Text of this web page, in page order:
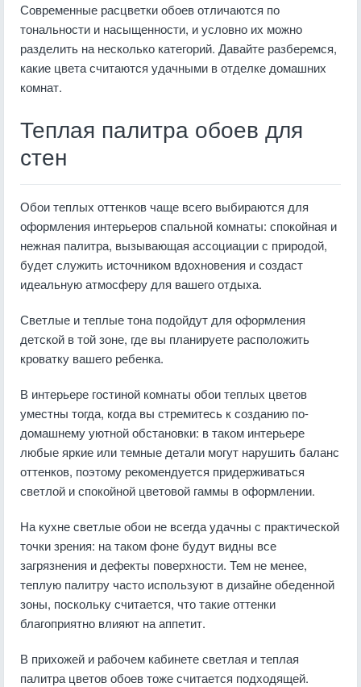
Современные расцветки обоев отличаются по
тональности и насыщенности, и условно их можно
разделить на несколько категорий. Давайте разберемся,
какие цвета считаются удачными в отделке домашних
комнат.
Теплая палитра обоев для
стен
Обои теплых оттенков чаще всего выбираются для
оформления интерьеров спальной комнаты: спокойная и
нежная палитра, вызывающая ассоциации с природой,
будет служить источником вдохновения и создаст
идеальную атмосферу для вашего отдыха.
Светлые и теплые тона подойдут для оформления
детской в той зоне, где вы планируете расположить
кроватку вашего ребенка.
В интерьере гостиной комнаты обои теплых цветов
уместны тогда, когда вы стремитесь к созданию по-
домашнему уютной обстановки: в таком интерьере
любые яркие или темные детали могут нарушить баланс
оттенков, поэтому рекомендуется придерживаться
светлой и спокойной цветовой гаммы в оформлении.
На кухне светлые обои не всегда удачны с практической
точки зрения: на таком фоне будут видны все
загрязнения и дефекты поверхности. Тем не менее,
теплую палитру часто используют в дизайне обеденной
зоны, поскольку считается, что такие оттенки
благоприятно влияют на аппетит.
В прихожей и рабочем кабинете светлая и теплая
палитра цветов обоев тоже считается подходящей.